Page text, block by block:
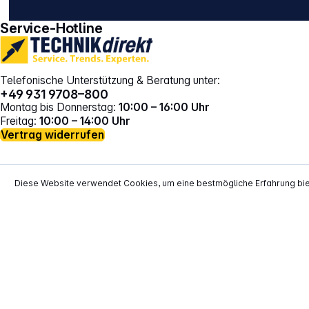
Service-Hotline
Telefonische Unterstützung & Beratung unter:
+49 931 9708–800
Montag bis Donnerstag: 10:00 – 16:00 Uhr
Freitag: 10:00 – 14:00 Uhr
Vertrag widerrufen
Diese Website verwendet Cookies, um eine bestmögliche Erfahrung